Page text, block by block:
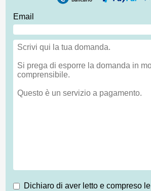
Email
Dichiaro di aver letto e compreso le